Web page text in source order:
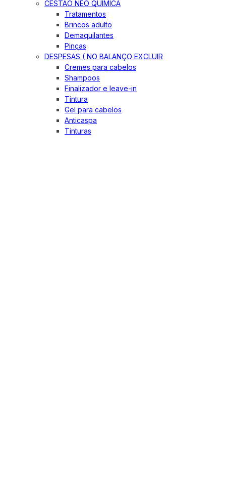
CESTÃO NEO QUIMICA
Tratamentos
Brincos adulto
Demaquilantes
Pinças
DESPESAS ( NO BALANÇO EXCLUIR
Cremes para cabelos
Shampoos
Finalizador e leave-in
Tintura
Gel para cabelos
Anticaspa
Tinturas